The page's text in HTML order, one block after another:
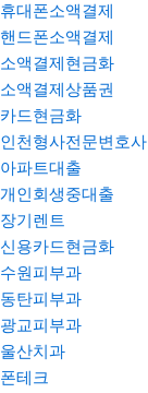
휴대폰소액결제
핸드폰소액결제
소액결제현금화
소액결제상품권
카드현금화
인천형사전문변호사
아파트대출
개인회생중대출
장기렌트
신용카드현금화
수원피부과
동탄피부과
광교피부과
울산치과
폰테크